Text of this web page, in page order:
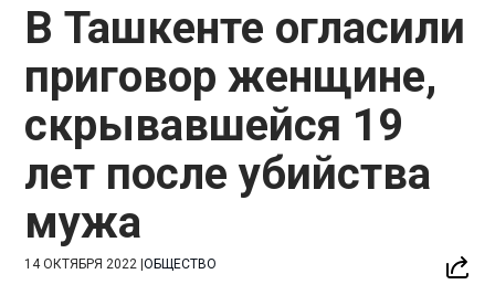
В Ташкенте огласили
приговор женщине,
скрывавшейся 19
лет после убийства
мужа
14 ОКТЯБРЯ 2022 |ОБЩЕСТВО